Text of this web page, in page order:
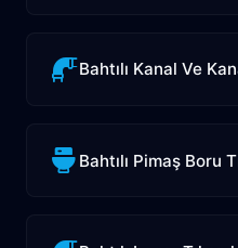
Bahtılı Kanal Ve
Bahtılı Pimaş Boru